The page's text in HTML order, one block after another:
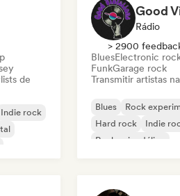
de
Indie rock
Good
Rádio
> 2900
BluesElectronic
FunkGarage rock
Transmitir artistas
Blues Rock
Hard rock
Indie
Rock psicodélico